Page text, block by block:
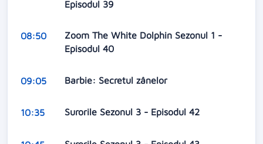
Episodul 39
08:50
Zoom The White Dolphin Sezonul 1 -
Episodul 40
09:05 Barbie: Secretul zânelor
10:35 Surorile Sezonul 3 - Episodul 42